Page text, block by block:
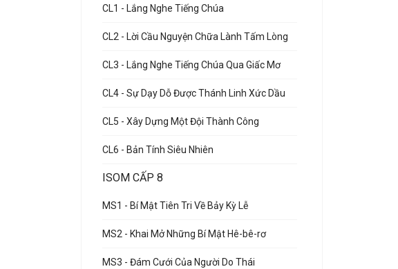
CL1 - Lắng Nghe Tiếng Chúa
CL2 - Lời Cầu Nguyện Chữa Lành Tấm Lòng
CL3 - Lắng Nghe Tiếng Chúa Qua Giấc Mơ
CL4 - Sự Dạy Dỗ Được Thánh Linh Xức Dầu
CL5 - Xây Dựng Một Đội Thành Công
CL6 - Bản Tính Siêu Nhiên
ISOM CẤP 8
MS1 - Bí Mật Tiên Tri Về Bảy Kỳ Lễ
MS2 - Khai Mở Những Bí Mật Hê-bê-rơ
MS3 - Đám Cưới Của Người Do Thái